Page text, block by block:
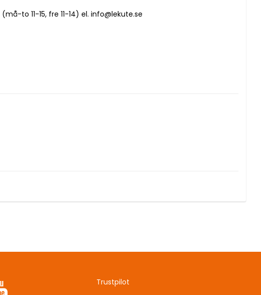
to 11-15, fre 11-14) el. info@lekute.se
Trustpilot